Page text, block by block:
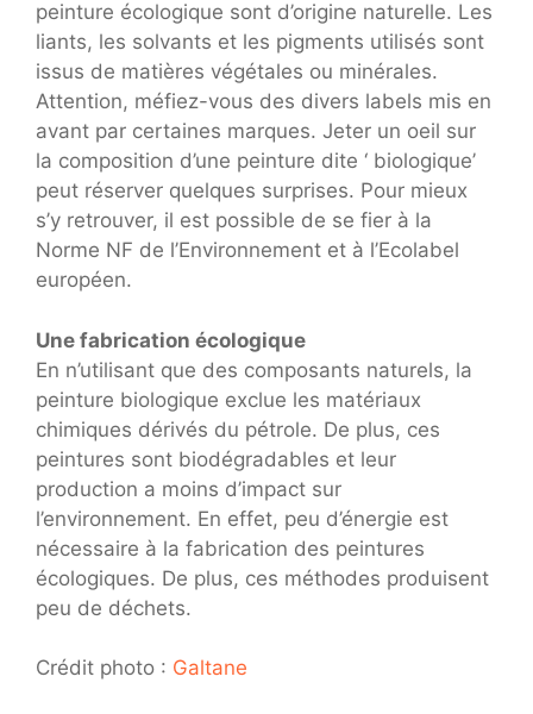
peinture écologique sont d’origine naturelle. Les
liants, les solvants et les pigments utilisés sont
issus de matières végétales ou minérales.
Attention, méfiez-vous des divers labels mis en
avant par certaines marques. Jeter un oeil sur
la composition d’une peinture dite ‘ biologique’
peut réserver quelques surprises. Pour mieux
s’y retrouver, il est possible de se fier à la
Norme NF de l’Environnement et à l’Ecolabel
européen.
Une fabrication écologique
En n’utilisant que des composants naturels, la
peinture biologique exclue les matériaux
chimiques dérivés du pétrole. De plus, ces
peintures sont biodégradables et leur
production a moins d’impact sur
l’environnement. En effet, peu d’énergie est
nécessaire à la fabrication des peintures
écologiques. De plus, ces méthodes produisent
peu de déchets.
Crédit photo : Galtane